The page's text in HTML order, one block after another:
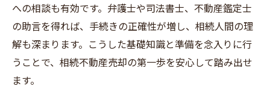
への相談も有効です。弁護士や司法書士、不動産鑑定士
の助言を得れば、手続きの正確性が増し、相続人間の理
解も深まります。こうした基礎知識と準備を念入りに行
うことで、相続不動産売却の第一歩を安心して踏み出せ
ます。